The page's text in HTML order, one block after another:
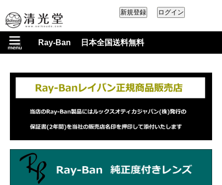
Ray-Ban 日本全国送料無料